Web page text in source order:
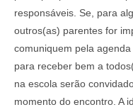
responsáveis. Se, para
outros(as) parentes for
comuniquem pela
para receber bem a
na escola serão
momento do encontro. A